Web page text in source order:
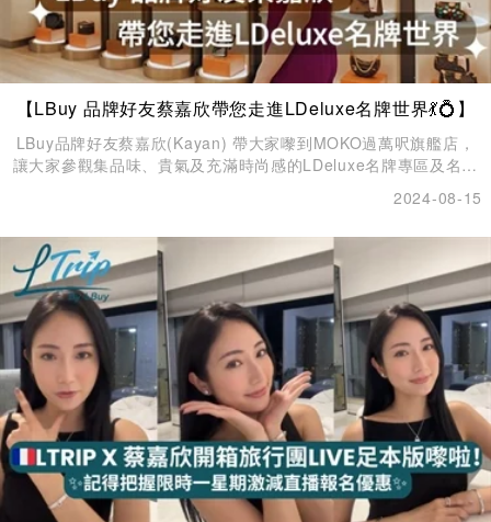
【LBuy 品牌好友蔡嘉欣帶您走進LDeluxe名牌世界💃💍】
LBuy品牌好友蔡嘉欣(Kayan) 帶大家嚟到MOKO過萬呎旗艦店，
讓大家參觀集品味、貴氣及充滿時尚感的LDeluxe名牌專區及名錶
貨商標認證，只售賣全新貨品、正版正貨。LBuy x LDeluxe位於
CHANEL、 Louis Vuitton、Dior、Goyard、Celine、Gucci、
Prada、Chloe等各大品牌，集合過千款名牌手袋、腕錶、服飾
等。各款最新、最齊款齊色的夢幻手袋與飾品都應有盡有，等您選
購！
2024-08-15